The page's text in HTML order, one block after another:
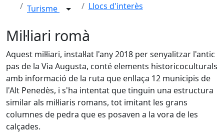
Turisme Llocs d'interès
Mil·liari romà
Aquest mil·liari, instal·lat l'any 2018 per senyalitzar l'antic
pas de la Via Augusta, conté elements historicoculturals
amb informació de la ruta que enllaça 12 municipis de
l'Alt Penedès, i s'ha intentat que tinguin una estructura
similar als mil·liaris romans, tot imitant les grans
columnes de pedra que es posaven a la vora de les
calçades.